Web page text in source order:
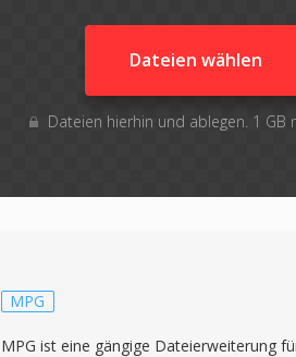
Dateien wählen
Dateien hierhin und ablegen. 1
MPG
MPG ist eine gängige Dateierweiterung